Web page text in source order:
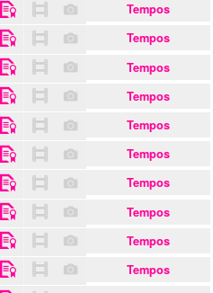
Tempos
Tempos
Tempos
Tempos
Tempos
Tempos
Tempos
Tempos
Tempos
Tempos